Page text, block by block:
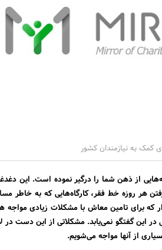
کمک به نیازمندان کشور
از ذهن شما را درگیر نموده است. این
هر روزه خط فقر، کارگاه‌هایی که به خاطر
برای تامین معاش با مشکلات زیادی مواجه
این گفتگو نمی‌یابد. مشکلاتی از این دست در
از آنها مواجه می‌شویم.